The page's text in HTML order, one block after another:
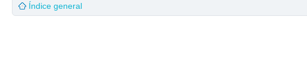
Índice general